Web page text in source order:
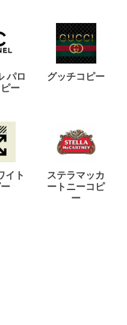
パロ
ー
グッチコピー
イト
ステラマッカ
ートニーコピ
ー